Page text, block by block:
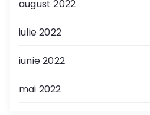
august 2022
iulie 2022
iunie 2022
mai 2022